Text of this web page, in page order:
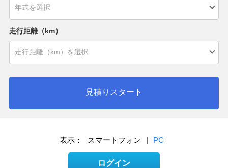
走行距離（km）
見積りスタート
表示： スマートフォン | PC
ログイン